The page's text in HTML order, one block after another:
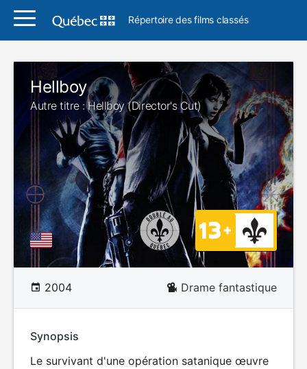
Répertoire des films classés
Hellboy
Autre titre : Hellboy (Director's Cut)
2004 Drame fantastique
Synopsis
Le survivant d'une opération satanique œuvre